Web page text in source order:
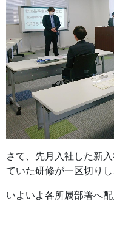
さて、先月入社した新
ていた研修が一区切りし
いよいよ各所属部署へ配